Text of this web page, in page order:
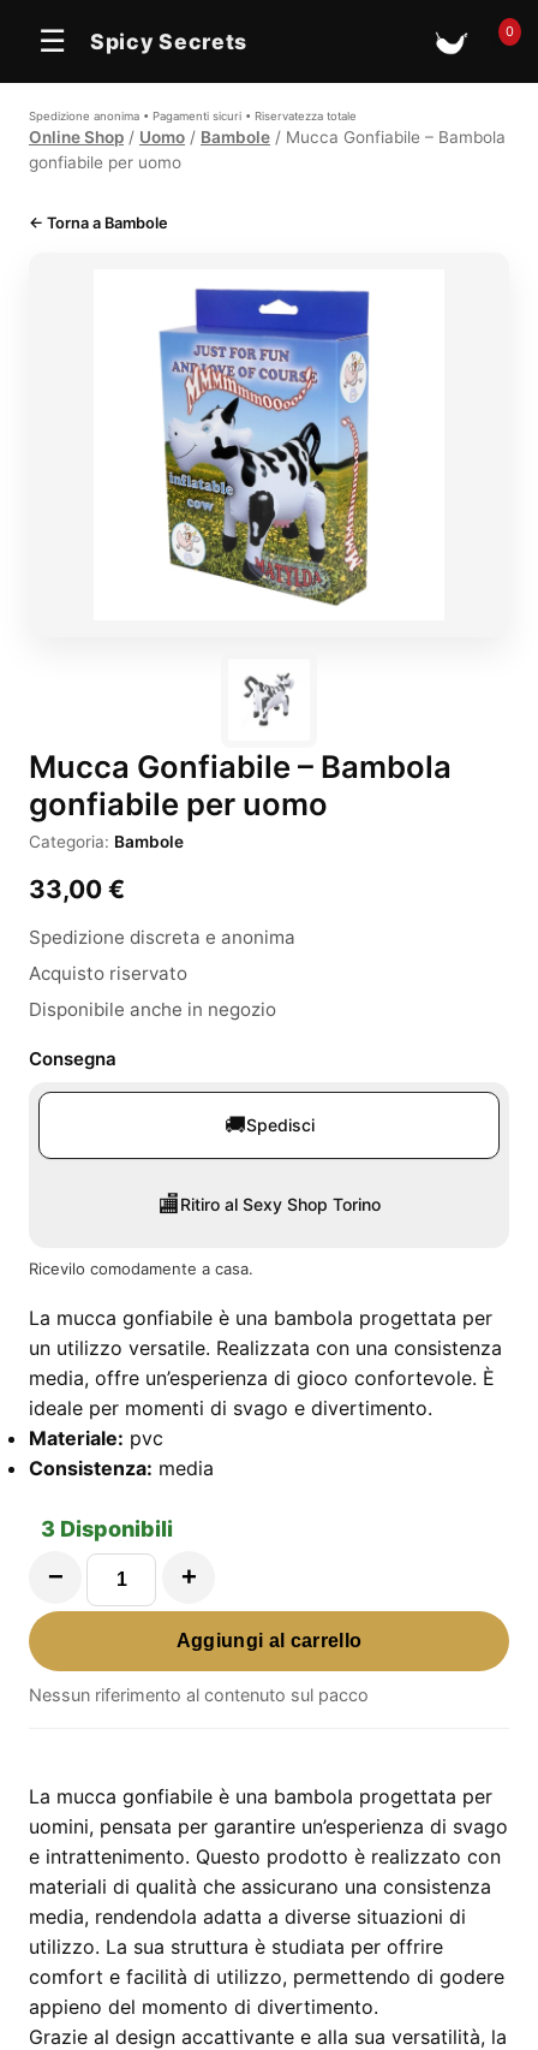
☰ Spicy Secrets 🛒0
Spedizione anonima • Pagamenti sicuri • Riservatezza totale
Online Shop / Uomo / Bambole / Mucca Gonfiabile – Bambola
gonfiabile per uomo
← Torna a Bambole
Mucca Gonfiabile – Bambola
gonfiabile per uomo
Categoria: Bambole
33,00 €
Spedizione discreta e anonima
Acquisto riservato
Disponibile anche in negozio
Consegna
🚚Spedisci
🏬Ritiro al Sexy Shop Torino
Ricevilo comodamente a casa.
La mucca gonfiabile è una bambola progettata per
un utilizzo versatile. Realizzata con una consistenza
media, offre un’esperienza di gioco confortevole. È
ideale per momenti di svago e divertimento.
Materiale: pvc
Consistenza: media
3 Disponibili
−
Mucca
Bambola
quantità
+
Aggiungi al carrello
Nessun riferimento al contenuto sul pacco
La mucca gonfiabile è una bambola progettata per
uomini, pensata per garantire un’esperienza di svago
e intrattenimento. Questo prodotto è realizzato con
materiali di qualità che assicurano una consistenza
media, rendendola adatta a diverse situazioni di
utilizzo. La sua struttura è studiata per offrire
comfort e facilità di utilizzo, permettendo di godere
appieno del momento di divertimento.
Grazie al design accattivante e alla sua versatilità, la